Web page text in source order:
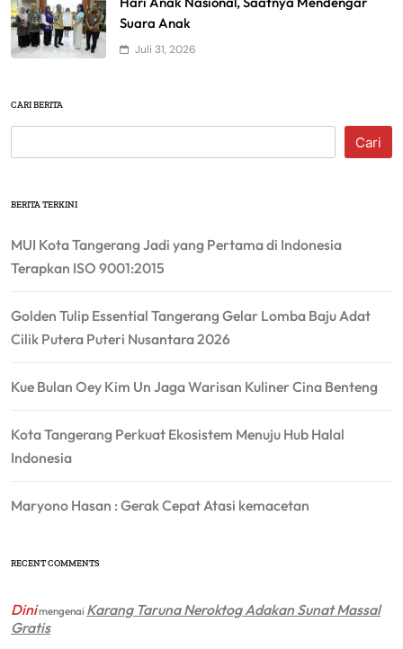
Suara Anak
Juli 31, 2026
CARI BERITA
Cari
BERITA TERKINI
MUI Kota Tangerang Jadi yang Pertama di Indonesia
Terapkan ISO 9001:2015
Golden Tulip Essential Tangerang Gelar Lomba Baju Adat
Cilik Putera Puteri Nusantara 2026
Kue Bulan Oey Kim Un Jaga Warisan Kuliner Cina Benteng
Kota Tangerang Perkuat Ekosistem Menuju Hub Halal
Indonesia
Maryono Hasan : Gerak Cepat Atasi kemacetan
RECENT COMMENTS
Dinimengenai Karang Taruna Neroktog Adakan Sunat Massal
Gratis